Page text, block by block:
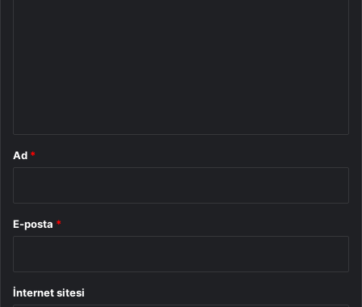
Ad *
E-posta *
İnternet sitesi